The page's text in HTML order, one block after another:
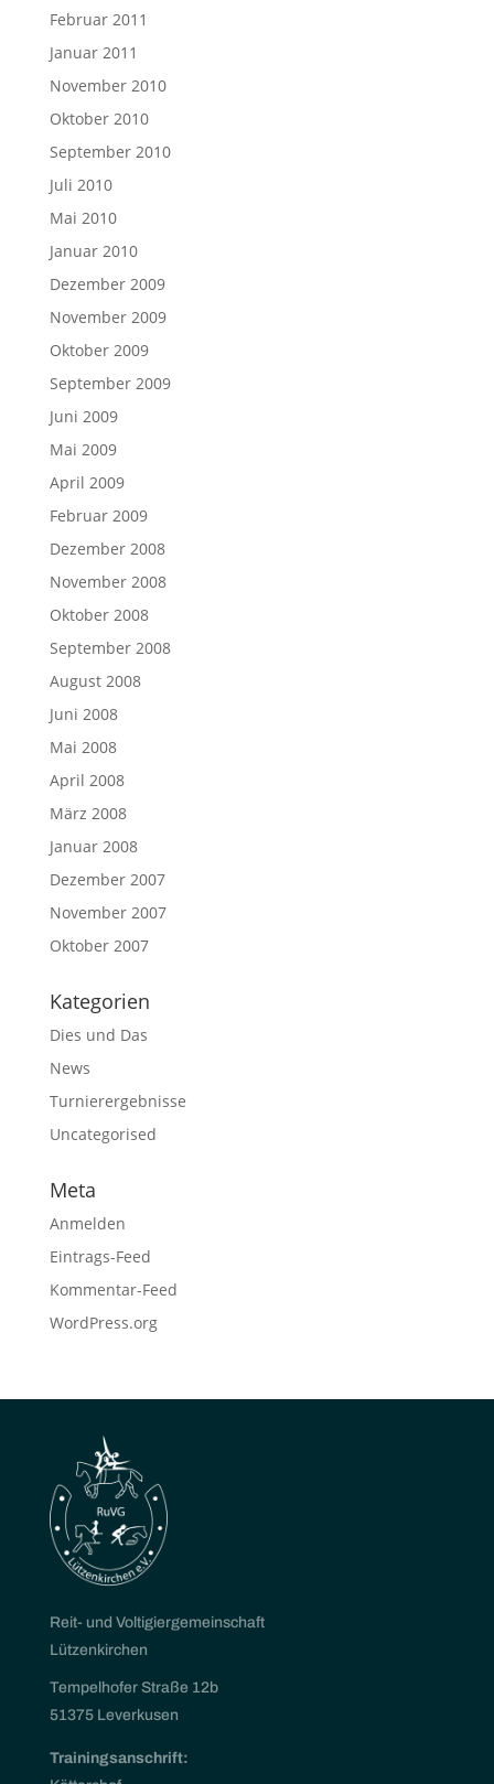
Februar 2011
Januar 2011
November 2010
Oktober 2010
September 2010
Juli 2010
Mai 2010
Januar 2010
Dezember 2009
November 2009
Oktober 2009
September 2009
Juni 2009
Mai 2009
April 2009
Februar 2009
Dezember 2008
November 2008
Oktober 2008
September 2008
August 2008
Juni 2008
Mai 2008
April 2008
März 2008
Januar 2008
Dezember 2007
November 2007
Oktober 2007
Kategorien
Dies und Das
News
Turnierergebnisse
Uncategorised
Meta
Anmelden
Eintrags-Feed
Kommentar-Feed
WordPress.org
Reit- und Voltigiergemeinschaft
Lützenkirchen
Tempelhofer Straße 12b
51375 Leverkusen
Trainingsanschrift: